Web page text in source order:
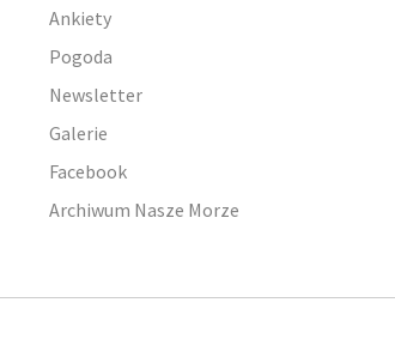
Ankiety
Pogoda
Newsletter
Galerie
Facebook
Archiwum Nasze Morze